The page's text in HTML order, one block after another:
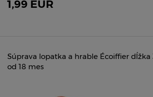
1,99 EUR
Súprava lopatka a hrable Écoiffier
od 18 mes